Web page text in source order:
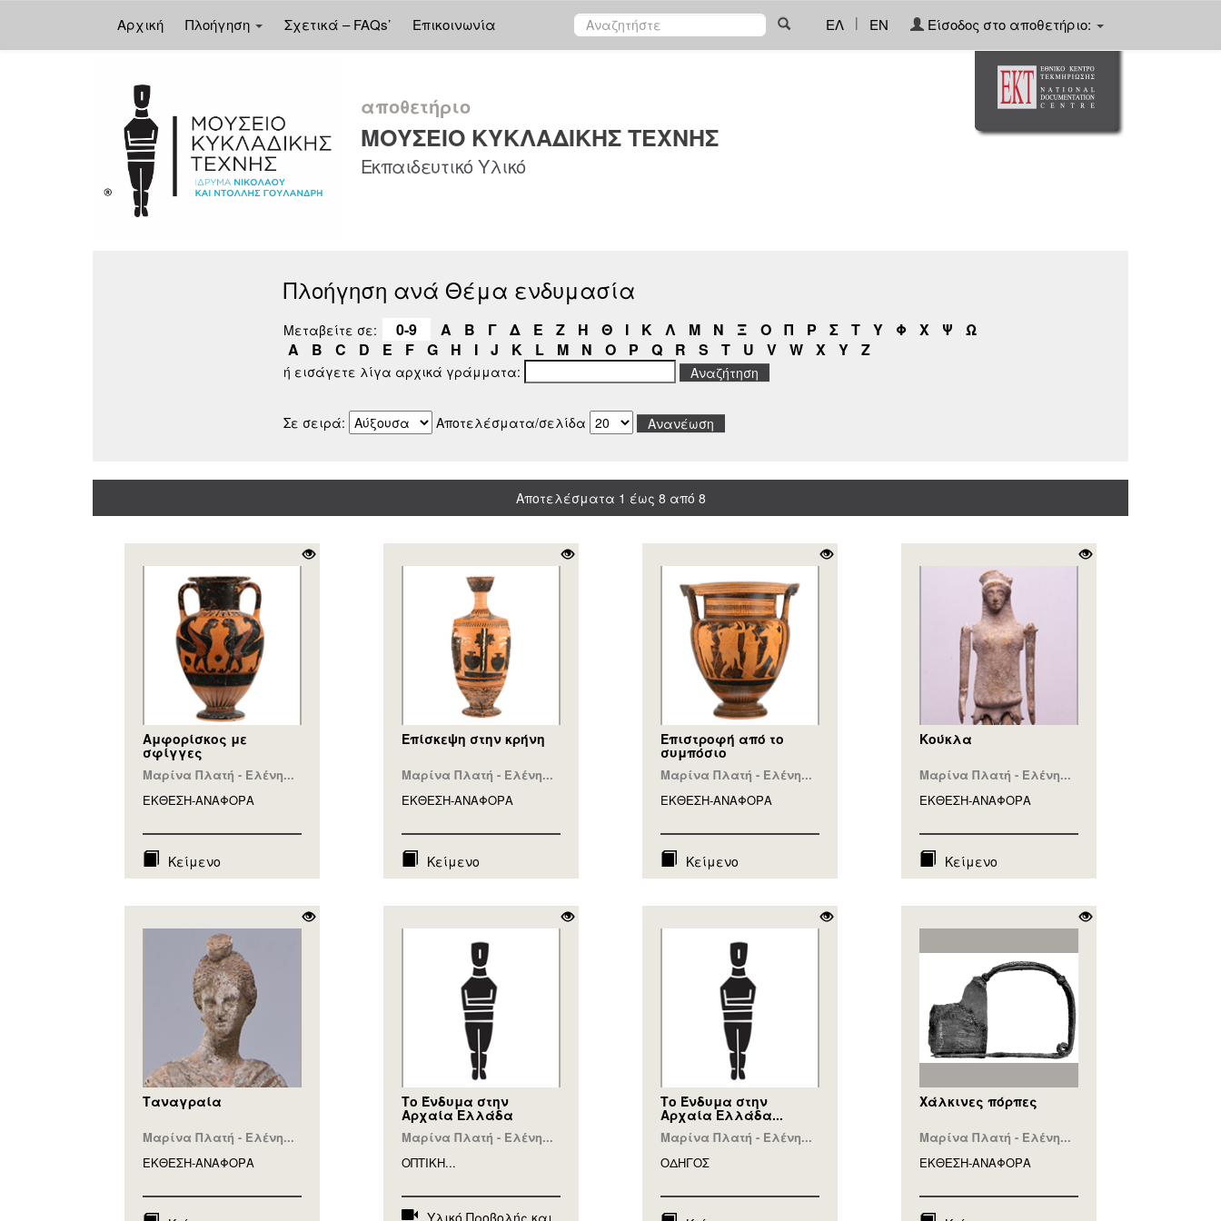
Αρχική Πλοήγηση Σχετικά – FAQs’ Επικοινωνία ΕΛ | EN Είσοδος στο αποθετήριο:
αποθετήριο
ΜΟΥΣΕΙΟ ΚΥΚΛΑΔΙΚΗΣ ΤΕΧΝΗΣ
Εκπαιδευτικό Υλικό
Πλοήγηση ανά Θέμα ενδυμασία
Μεταβείτε σε: 0-9 Α Β Γ Δ Ε Ζ Η Θ Ι Κ Λ Μ Ν Ξ Ο Π Ρ Σ Τ Υ Φ Χ Ψ
Ω
A
B C D E F G H I J K L M N O P Q R S T U V W X Y Z
ή εισάγετε λίγα αρχικά γράμματα:
Σε σειρά: Αποτελέσματα/σελίδα
Αποτελέσματα 1 έως 8 από 8
Αμφορίσκος με
σφίγγες
Μαρίνα Πλατή - Ελένη...
ΕΚΘΕΣΗ-ΑΝΑΦΟΡA
Κείμενο
Επίσκεψη στην κρήνη
Μαρίνα Πλατή - Ελένη...
ΕΚΘΕΣΗ-ΑΝΑΦΟΡA
Κείμενο
Επιστροφή από το
συμπόσιο
Μαρίνα Πλατή - Ελένη...
ΕΚΘΕΣΗ-ΑΝΑΦΟΡA
Κείμενο
Κούκλα
Μαρίνα Πλατή - Ελένη...
ΕΚΘΕΣΗ-ΑΝΑΦΟΡA
Κείμενο
Ταναγραία
Μαρίνα Πλατή - Ελένη...
ΕΚΘΕΣΗ-ΑΝΑΦΟΡA
Το Ένδυμα στην
Αρχαία Ελλάδα
Μαρίνα Πλατή - Ελένη...
ΟΠΤΙΚΗ...
Υλικό Προβολής και
Το Ένδυμα στην
Αρχαία Ελλάδα...
Μαρίνα Πλατή - Ελένη...
ΟΔΗΓΟΣ
Χάλκινες πόρπες
Μαρίνα Πλατή - Ελένη...
ΕΚΘΕΣΗ-ΑΝΑΦΟΡA